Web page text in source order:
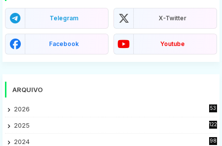
Telegram X-Twitter
Facebook Youtube
ARQUIVO
2026 53
2025 122
2024 98